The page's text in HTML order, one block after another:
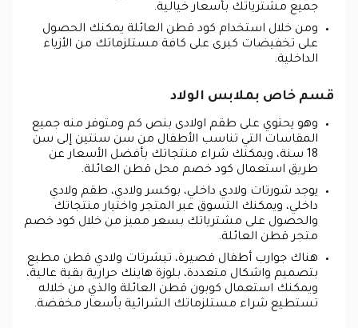
جميع مشترياتك بأسعار خيالية.
ومن خلال استخدام كود قطن العائلة يمكنك الحصول
على تخفيضات كبرى على كافة مستلزماتك من الأزياء
الداخلية.
قسم خاص بملابس الولاد
وهو يحتوي على طقم اولادى بنص كم ومتوفر منه جميع
المقاسات التي تناسب الأطفال من سن سنتين إلى سن
18 سنة، ويمكنك شراء منتجاتك بأفضل الأسعار عن
طريق استعمال كود خصم محل قطن العائلة.
يوجد شورتات ولادي داخلي، بوكسر ولادي، طقم ولادي
داخلي، ويمكنك التسوق عبر المتجر واختيار منتجاتك
والحصول على مشترياتك بسعر مميز من خلال كود خصم
متجر قطن العائلة.
هناك جوارب أطفال قصيرة، تيشرتات ولادي قطن مطبع
بتصميم واشكال متعددة، بلوزة هاينك حرارية بقية عالية،
ويمكنك استعمال كوبون قطن العائلة والذي من خلاله
تستطيع شراء مستلزماتك الشرائية بأسعار مخفضة.